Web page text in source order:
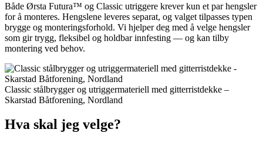
Både Ørsta Futura™ og Classic utriggere krever kun et par hengsler
for å monteres. Hengslene leveres separat, og valget tilpasses typen
brygge og monteringsforhold. Vi hjelper deg med å velge hengsler
som gir trygg, fleksibel og holdbar innfesting — og kan tilby
montering ved behov.
Classic stålbrygger og utriggermateriell med gitterristdekke –
Skarstad Båtforening, Nordland
Hva skal jeg velge?